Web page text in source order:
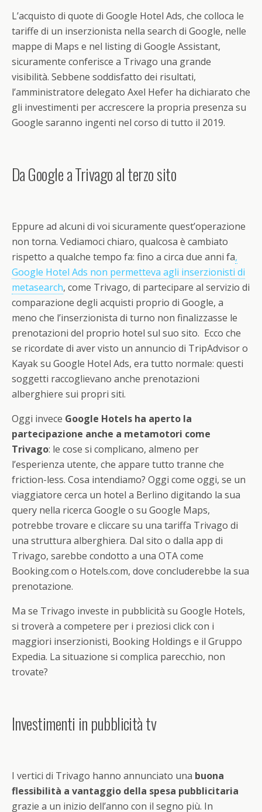
L’acquisto di quote di Google Hotel Ads, che colloca le
tariffe di un inserzionista nella search di Google, nelle
mappe di Maps e nel listing di Google Assistant,
sicuramente conferisce a Trivago una grande
visibilità. Sebbene soddisfatto dei risultati,
l’amministratore delegato Axel Hefer ha dichiarato che
gli investimenti per accrescere la propria presenza su
Google saranno ingenti nel corso di tutto il 2019.
Da Google a Trivago al terzo sito
Eppure ad alcuni di voi sicuramente quest’operazione
non torna. Vediamoci chiaro, qualcosa è cambiato
rispetto a qualche tempo fa: fino a circa due anni fa,
Google Hotel Ads non permetteva agli inserzionisti di
metasearch, come Trivago, di partecipare al servizio di
comparazione degli acquisti proprio di Google, a
meno che l’inserzionista di turno non finalizzasse le
prenotazioni del proprio hotel sul suo sito. Ecco che
se ricordate di aver visto un annuncio di TripAdvisor o
Kayak su Google Hotel Ads, era tutto normale: questi
soggetti raccoglievano anche prenotazioni
alberghiere sui propri siti.
Oggi invece Google Hotels ha aperto la
partecipazione anche a metamotori come
Trivago: le cose si complicano, almeno per
l’esperienza utente, che appare tutto tranne che
friction-less. Cosa intendiamo? Oggi come oggi, se un
viaggiatore cerca un hotel a Berlino digitando la sua
query nella ricerca Google o su Google Maps,
potrebbe trovare e cliccare su una tariffa Trivago di
una struttura alberghiera. Dal sito o dalla app di
Trivago, sarebbe condotto a una OTA come
Booking.com o Hotels.com, dove concluderebbe la sua
prenotazione.
Ma se Trivago investe in pubblicità su Google Hotels,
si troverà a competere per i preziosi click con i
maggiori inserzionisti, Booking Holdings e il Gruppo
Expedia. La situazione si complica parecchio, non
trovate?
Investimenti in pubblicità tv
I vertici di Trivago hanno annunciato una buona
flessibilità a vantaggio della spesa pubblicitaria
grazie a un inizio dell’anno con il segno più. In